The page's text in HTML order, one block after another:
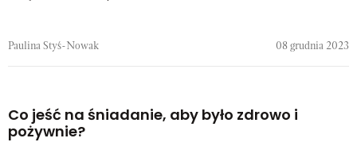
Paulina Styś-Nowak 08 grudnia 2023
Co jeść na śniadanie, aby było zdrowo i
pożywnie?